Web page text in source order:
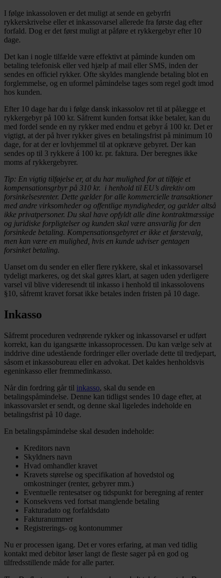
I følge inkassoloven er det muligt at sende en gebyrfri
rykkerskrivelse eller et inkassovarsel allerede fra første dag efter
forfald. Dog er det først muligt at påføre et rykkergebyr efter 10
dage.
Det kan i nogle tilfælde være effektivt at påminde kunden om
betaling telefonisk eller ved hjælp af mail eller SMS, inden der
sendes en officiel rykker. Ofte skyldes manglende betaling blot en
forglemmelse, og en uformel påmindelse tages som regel godt imod
hos kunden.
Efter 10 dage har du i følge dansk inkassolov ret til at pålægge et
rykkergebyr på 100 kr. Såfremt kunden fortsat ikke betaler, kan du
med fordel sende en ny rykker med endnu et gebyr á 100 kr. Det er
vigtigt, at der på hver rykker gives en betalingsfrist på minimum 10
dage, for at der er lovhjemmel til at opkræve gebyret. Der kan
sendes op til 3 rykkere á 100 kr. pr. faktura. Der beregnes ikke
moms af rykkergebyrer.
Tip: En vigtig tilføjelse er, at du har mulighed for at tilføje et
kompensationsgrbyr på 310 kr. i henhold til EU’s direktiv om
forsinkelsesrenter. Dette gælder for alle kommercielle transaktioner
med andre virksomheder og offentlige myndigheder, og gælder altså
ikke privatpersoner. Du skal have opfyldt alle dine kontraktmæssige
og juridiske forpligtelser og kunden skal være ansvarlig for den
forsinkede betaling. Kompensationsgebyret er ikke et førstevalg,
men kan være en mulighed, hvis en kunde udviser gentagen
forsinket betaling.
Uanset om du sender en eller flere rykkere, skal et inkassovarsel
tydeligt markeres, og det skal gøres klart, at sagen uden yderligere
varsel vil blive videresendt til inkasso i henhold til inkassolovens
§10, såfremt kravet forsat ikke betales inden fristen på 10 dage.
Inkasso
Såfremt proceduren vedrørende rykker og inkassovarsel er udført
korrekt, kan du igangsætte inkassoprocessen. Du kan vælge selv at
inddrive dine udestående fordringer eller overlade dette til tredjepart,
såsom et inkassobureau eller en advokat. Det kaldes henholdsvis
egeninkasso eller fremmedinkasso.
Når din fordring går til inkasso, skal du sende en
betalingspåmindelse. Denne kan tidligst sendes 10 dage efter, at
inkassovarslet er sendt, og denne skal ligeledes indeholde en
betalingsfrist på 10 dage.
En betalingspåmindelse skal desuden indeholde:
Kreditors navn
Skyldners navn
Hvad omhandler kravet
Kravets størelse og specifikation af hovedstol og
omkostninger (renter, gebyrer mm.)
Eventuelle rentesatser og tidspunkt for beregning af renter
Konsekvens ved fortsat manglende betaling
Fakturadato og forfaldsdato
Fakturanummer
Registrerings- og kontonummer
Nu er processen igang. Det er vores erfaring, at man ved tidlig
kontakt med debitor løser langt de fleste sager på en god og
tilfredsstillende måde for alle parter.